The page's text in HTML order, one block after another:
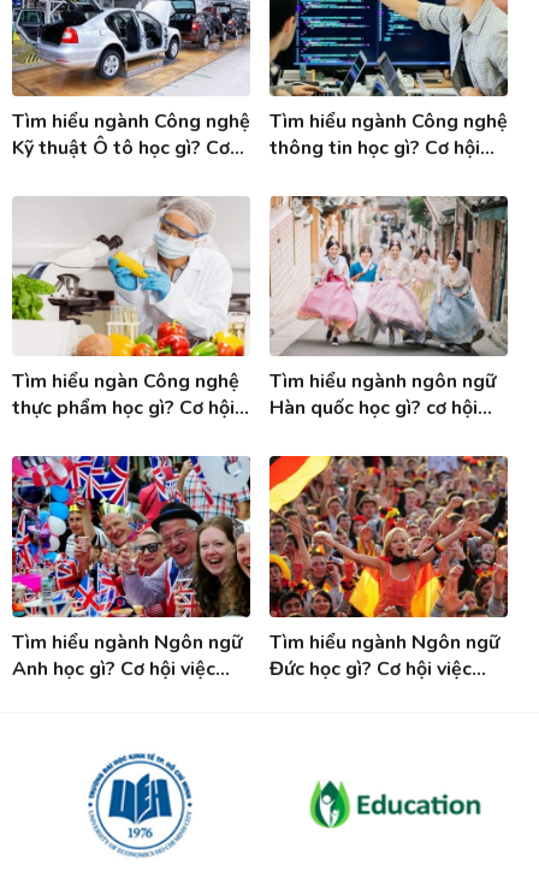
Tìm hiểu ngành Công nghệ
Kỹ thuật Ô tô học gì? Cơ
nghệ KT ô tô
Tìm hiểu ngành Công nghệ
thông tin học gì? Cơ hội
thông tin
Tìm hiểu ngàn Công nghệ
thực phẩm học gì? Cơ hội
thực phẩm
Tìm hiểu ngành ngôn ngữ
Hàn quốc học gì? cơ hội
ngành Tiếng Hàn
Tìm hiểu ngành Ngôn ngữ
Anh học gì? Cơ hội việc
Tìm hiểu ngành Ngôn ngữ
Đức học gì? Cơ hội việc